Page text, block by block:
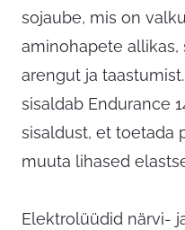
sojaube, mis on
aminohapete
arengut ja
sisaldab Endurance
sisaldust, et toetada
muuta lihased
Elektrolüüdid närvi-